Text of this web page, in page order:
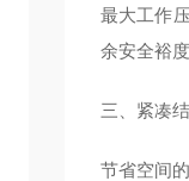
最大工作
余安全裕度
三、紧凑
节省空间